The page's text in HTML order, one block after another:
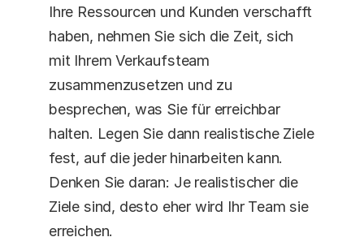
Ihre Ressourcen und Kunden verschafft
haben, nehmen Sie sich die Zeit, sich
mit Ihrem Verkaufsteam
zusammenzusetzen und zu
besprechen, was Sie für erreichbar
halten. Legen Sie dann realistische Ziele
fest, auf die jeder hinarbeiten kann.
Denken Sie daran: Je realistischer die
Ziele sind, desto eher wird Ihr Team sie
erreichen.